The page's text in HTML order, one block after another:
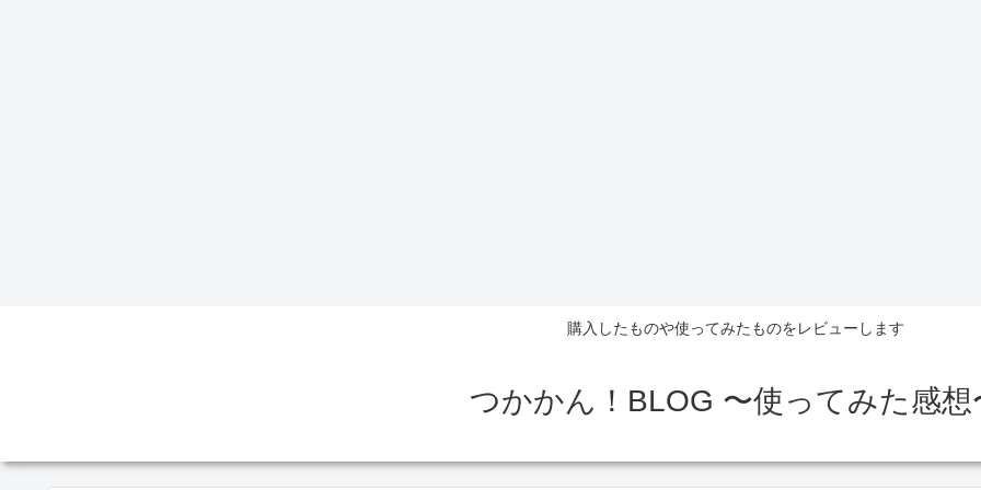
購入したものや使ってみたものをレビューします
つかかん！BLOG 〜使ってみた感想